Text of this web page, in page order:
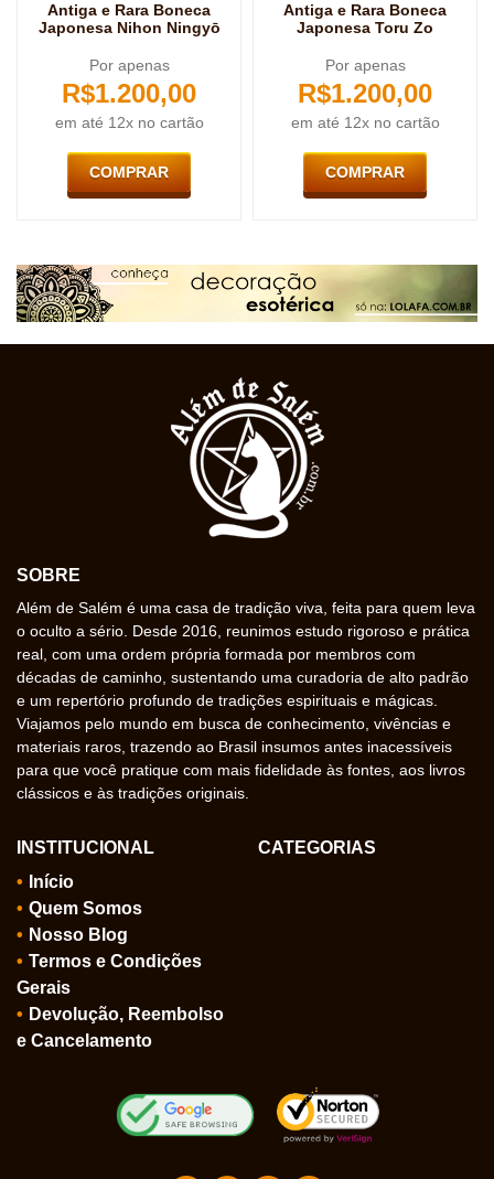
Antiga e Rara Boneca
Japonesa Nihon Ningyō
Por apenas
R$1.200,00
em até 12x no cartão
COMPRAR
Antiga e Rara Boneca
Japonesa Toru Zo
Por apenas
R$1.200,00
em até 12x no cartão
COMPRAR
SOBRE
Além de Salém é uma casa de tradição viva, feita para quem leva
o oculto a sério. Desde 2016, reunimos estudo rigoroso e prática
real, com uma ordem própria formada por membros com
décadas de caminho, sustentando uma curadoria de alto padrão
e um repertório profundo de tradições espirituais e mágicas.
Viajamos pelo mundo em busca de conhecimento, vivências e
materiais raros, trazendo ao Brasil insumos antes inacessíveis
para que você pratique com mais fidelidade às fontes, aos livros
clássicos e às tradições originais.
INSTITUCIONAL
Início
Quem Somos
Nosso Blog
Termos e Condições
Gerais
Devolução, Reembolso
e Cancelamento
CATEGORIAS